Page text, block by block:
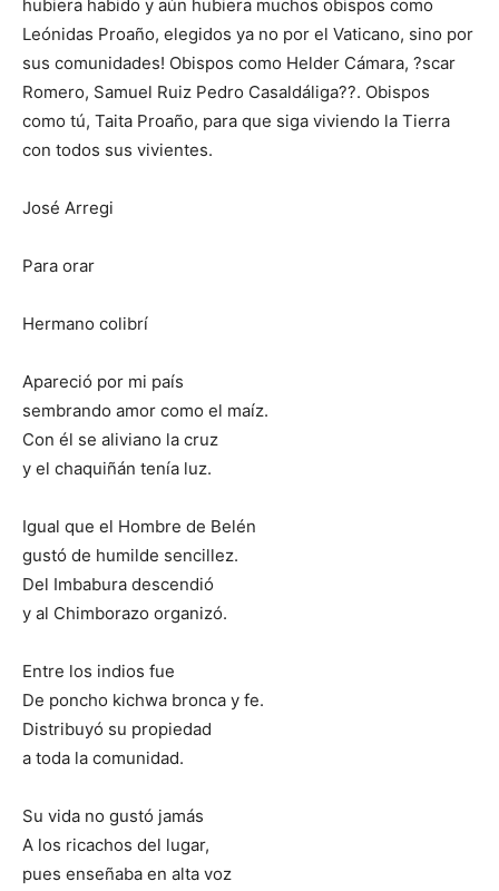
hubiera habido y aún hubiera muchos obispos como
Leónidas Proaño, elegidos ya no por el Vaticano, sino por
sus comunidades! Obispos como Helder Cámara, ?scar
Romero, Samuel Ruiz Pedro Casaldáliga??. Obispos
como tú, Taita Proaño, para que siga viviendo la Tierra
con todos sus vivientes.
José Arregi
Para orar
Hermano colibrí
Apareció por mi país
sembrando amor como el maíz.
Con él se aliviano la cruz
y el chaquiñán tenía luz.
Igual que el Hombre de Belén
gustó de humilde sencillez.
Del Imbabura descendió
y al Chimborazo organizó.
Entre los indios fue
De poncho kichwa bronca y fe.
Distribuyó su propiedad
a toda la comunidad.
Su vida no gustó jamás
A los ricachos del lugar,
pues enseñaba en alta voz